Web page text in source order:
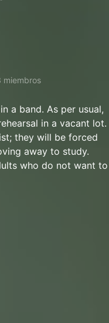
miembros
a band. As per usual,
in a vacant lot.
they will be forced
away to study.
who do not want to